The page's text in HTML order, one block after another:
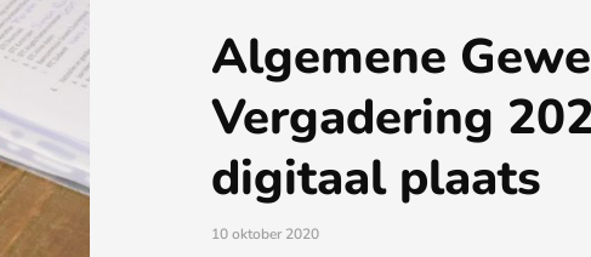
Algemene
Vergadering
digitaal plaats
10 oktober 2020